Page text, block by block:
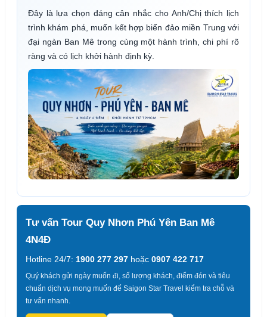
Đây là lựa chọn đáng cân nhắc cho Anh/Chị thích lịch
trình khám phá, muốn kết hợp biển đảo miền Trung với
đại ngàn Ban Mê trong cùng một hành trình, chi phí rõ
ràng và có lịch khởi hành định kỳ.
Tư vấn Tour Quy Nhơn Phú Yên Ban Mê
4N4Đ
Hotline 24/7: 1900 277 297 hoặc 0907 422 717
Quý khách gửi ngày muốn đi, số lượng khách, điểm đón và tiêu
chuẩn dịch vụ mong muốn để Saigon Star Travel kiểm tra chỗ và
tư vấn nhanh.